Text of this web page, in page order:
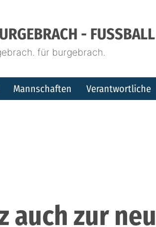
- FUSSBALL
für burgebrach.
Mannschaften Verantwortliche
auch zur